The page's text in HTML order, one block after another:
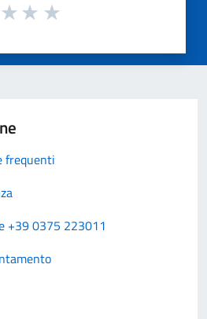
frequenti
+39 0375 223011